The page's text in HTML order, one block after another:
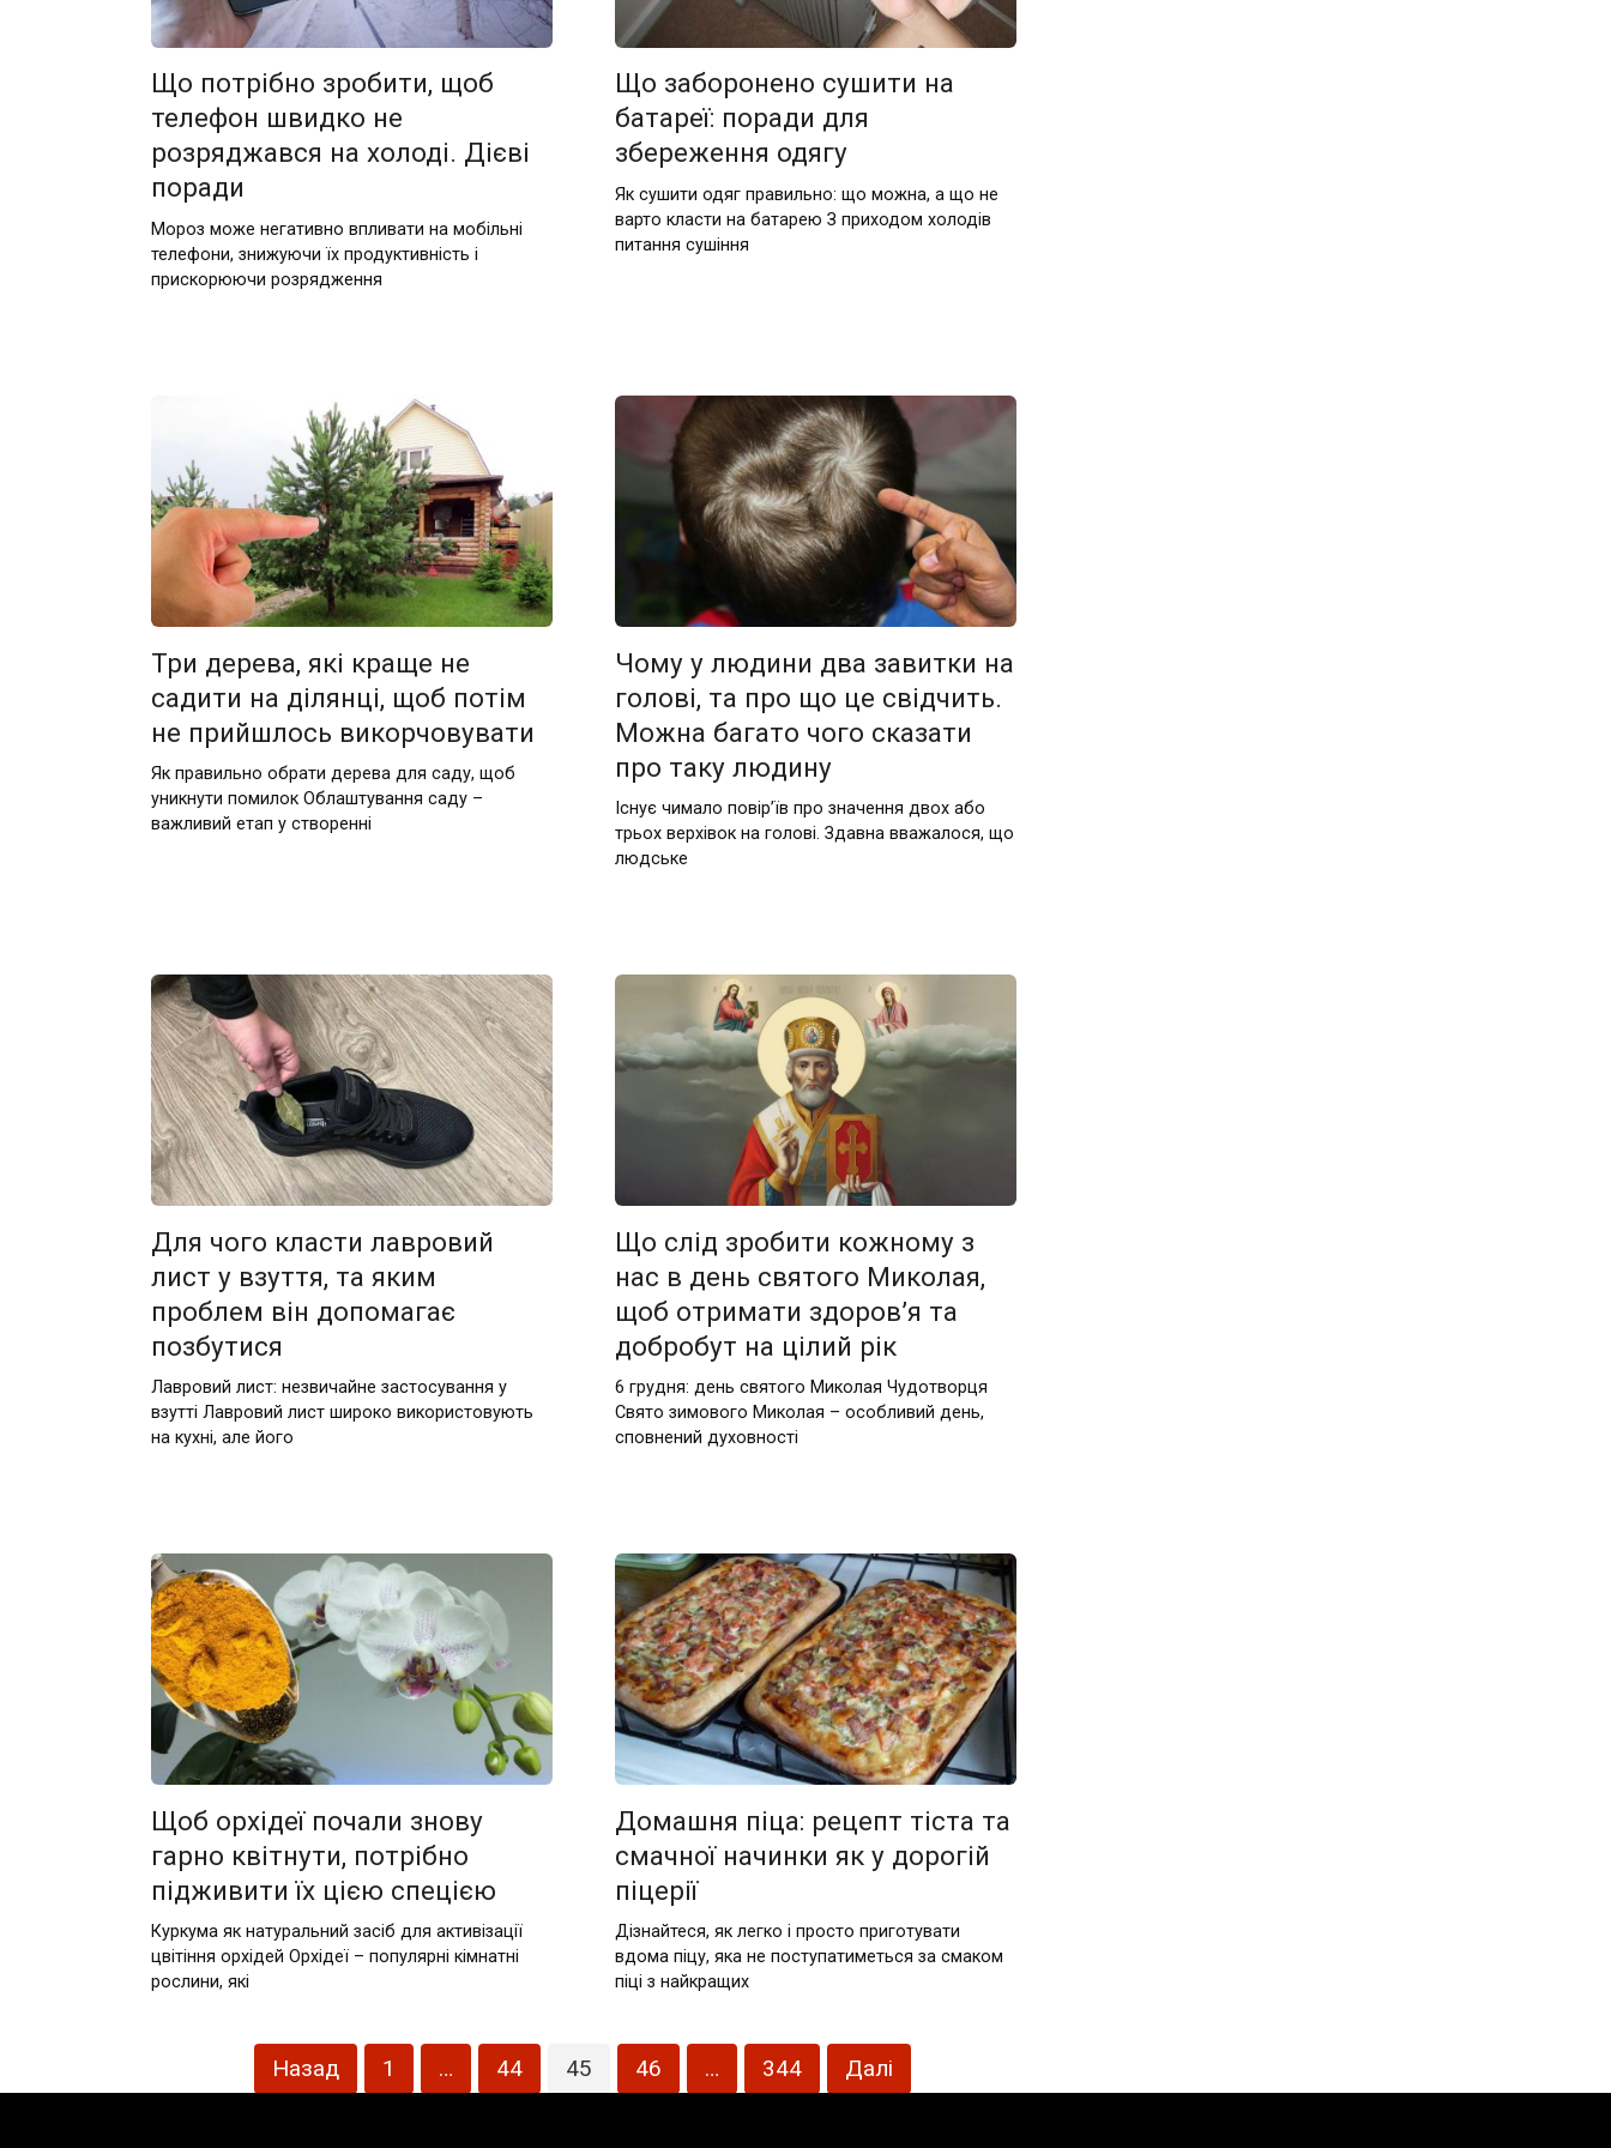
Що потрібно зробити, щоб
телефон швидко не
розряджався на холоді. Дієві
поради
Мороз може негативно впливати на мобільні
телефони, знижуючи їх продуктивність і
прискорюючи розрядження
Що заборонено сушити на
батареї: поради для
збереження одягу
Як сушити одяг правильно: що можна, а що не
варто класти на батарею З приходом холодів
питання сушіння
Три дерева, які краще не
садити на ділянці, щоб потім
не прийшлось викорчовувати
Як правильно обрати дерева для саду, щоб
уникнути помилок Облаштування саду –
важливий етап у створенні
Чому у людини два завитки на
голові, та про що це свідчить.
Можна багато чого сказати
про таку людину
Існує чимало повір’їв про значення двох або
трьох верхівок на голові. Здавна вважалося, що
людське
Для чого класти лавровий
лист у взуття, та яким
проблем він допомагає
позбутися
Лавровий лист: незвичайне застосування у
взутті Лавровий лист широко використовують
на кухні, але його
Що слід зробити кожному з
нас в день святого Миколая,
щоб отримати здоров’я та
добробут на цілий рік
6 грудня: день святого Миколая Чудотворця
Свято зимового Миколая – особливий день,
сповнений духовності
Щоб орхідеї почали знову
гарно квітнути, потрібно
підживити їх цією спецією
Куркума як натуральний засіб для активізації
цвітіння орхідей Орхідеї – популярні кімнатні
рослини, які
Домашня піца: рецепт тіста та
смачної начинки як у дорогій
піцерії
Дізнайтеся, як легко і просто приготувати
вдома піцу, яка не поступатиметься за смаком
піці з найкращих
Назад 1 … 44 45 46 … 344 Далі